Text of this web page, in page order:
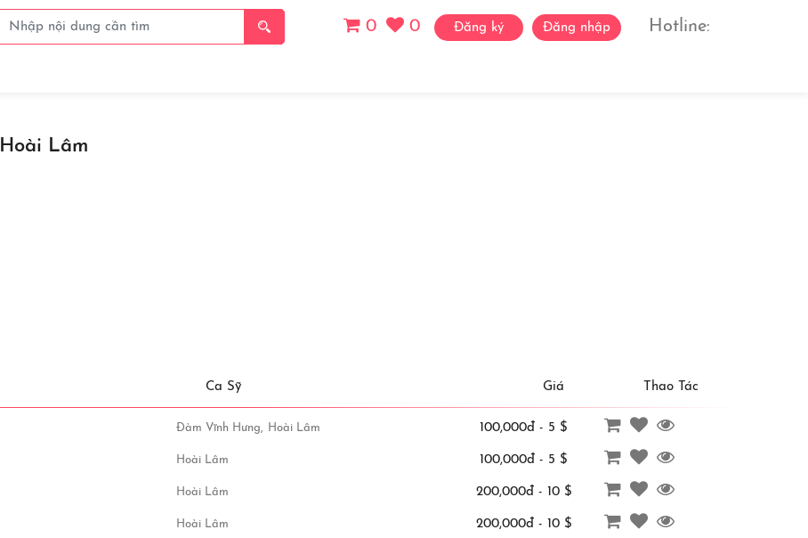
0 0 Đăng ký Đăng nhập Hotline:
Hoài Lâm
Ca Sỹ Giá Thao Tác
Đàm Vĩnh Hưng, Hoài Lâm 100,000đ - 5 $
Hoài Lâm 100,000đ - 5 $
Hoài Lâm 200,000đ - 10 $
Hoài Lâm 200,000đ - 10 $